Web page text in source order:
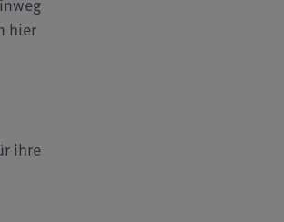
hier
ihre